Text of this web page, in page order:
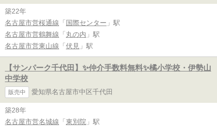
築22年
名古屋市営桜通線 「 国際センター 」駅
名古屋市営鶴舞線 「 丸の内 」駅
名古屋市営東山線 「 伏見 」駅
【サンパーク千代田】✨️仲介手数料無料✨️橘小学校・伊勢山
中学校
販売中 愛知県名古屋市中区千代田
築28年
名古屋市営名城線 「 東別院 」駅